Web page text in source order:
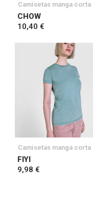
Camisetas manga corta
CHOW
10,40 €
Camisetas manga corta
FIYI
9,98 €